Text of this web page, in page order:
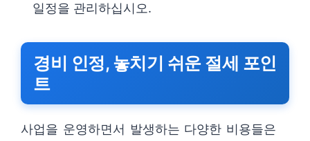
일정을 관리하십시오.
경비 인정, 놓치기 쉬운 절세 포인
트
사업을 운영하면서 발생하는 다양한 비용들은